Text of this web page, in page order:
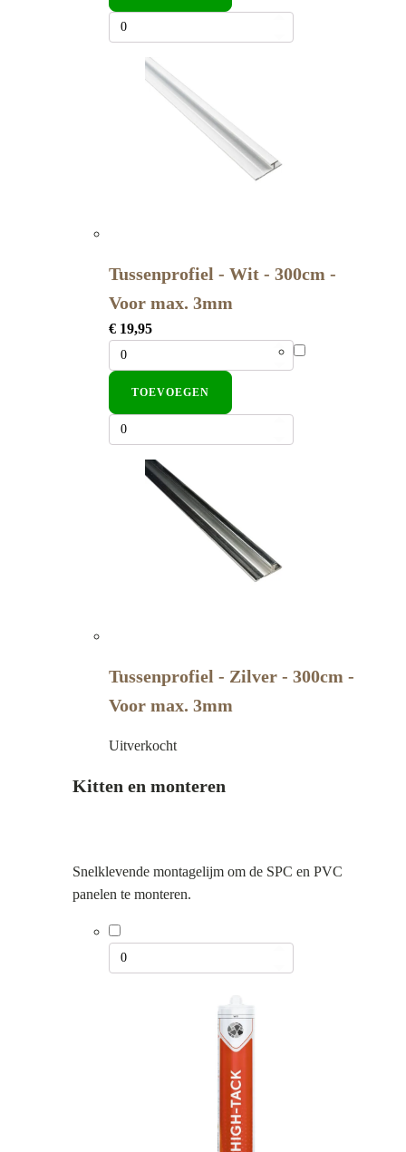
Tussenprofiel - Wit - 300cm -
Voor max. 3mm
€ 19,95
TOEVOEGEN
Tussenprofiel - Zilver - 300cm -
Voor max. 3mm
Uitverkocht
Kitten en monteren
Snelklevende montagelijm om de SPC en PVC
panelen te monteren.